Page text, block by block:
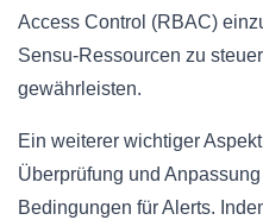
Access Control (RBAC)
Sensu-Ressourcen zu
gewährleisten.
Ein weiterer wichtiger
Überprüfung und
Bedingungen für Alerts.